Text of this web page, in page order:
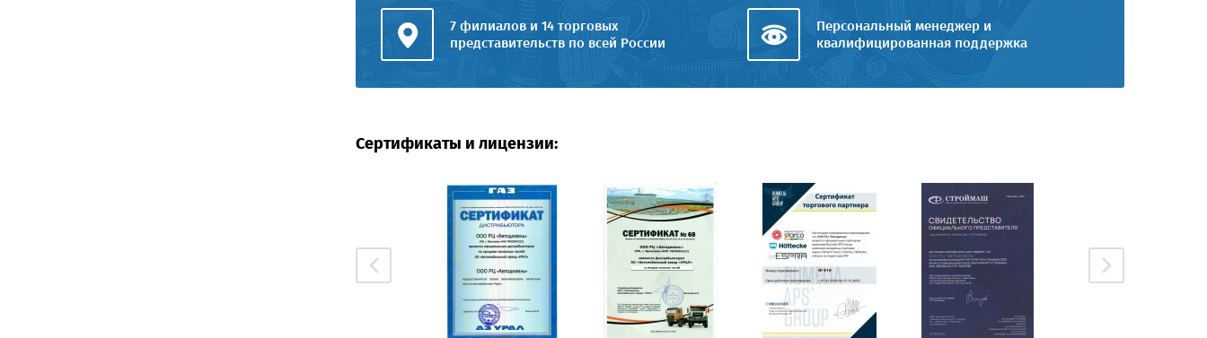
7 филиалов и 14 торговых
представительств по всей России
Персональный менеджер и
квалифицированная поддержка
Сертификаты и лицензии: